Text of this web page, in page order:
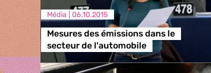
Média | 06.10.2015
Mesures des émissions dans le
secteur de l'automobile